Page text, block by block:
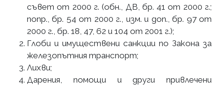
съвет от 2000 г. (обн., ДВ, бр. 41 от 2000 г.;
попр., бр. 54 от 2000 г., изм. и доп., бр. 97 от
2000 г., бр. 18, 47, 62 и 104 от 2001 г.);
Глоби и имуществени санкции по Закона за
железопътния транспорт;
Лихви;
Дарения, помощи и други привлечени